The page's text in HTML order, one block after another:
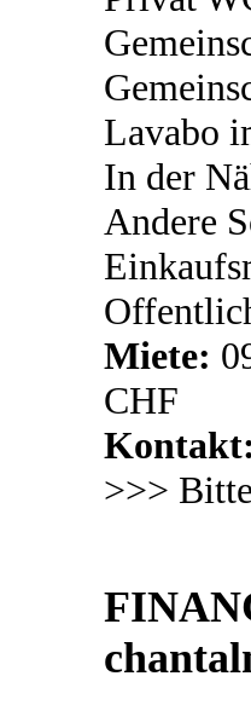
Lavabo
In der
Andere
Miete:
CHF
Kontakt:
>>>